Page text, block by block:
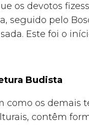
os devotos
seguido pelo
Este foi o
Budista
como os
contêm